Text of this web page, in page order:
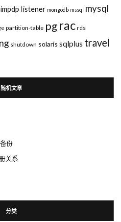
impdp listener mongodb mssql mysql
partition-table pgrac rds
shutdown solaris sqlplus travel
随机文章
份
关系
分类